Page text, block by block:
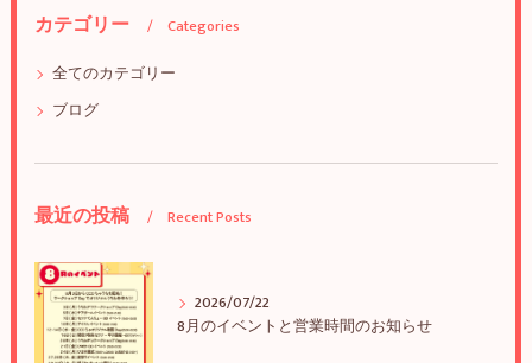
カテゴリー
Categories
全てのカテゴリー
ブログ
最近の投稿 Recent Posts
2026/07/22
8月のイベントと営業時間のお知らせ